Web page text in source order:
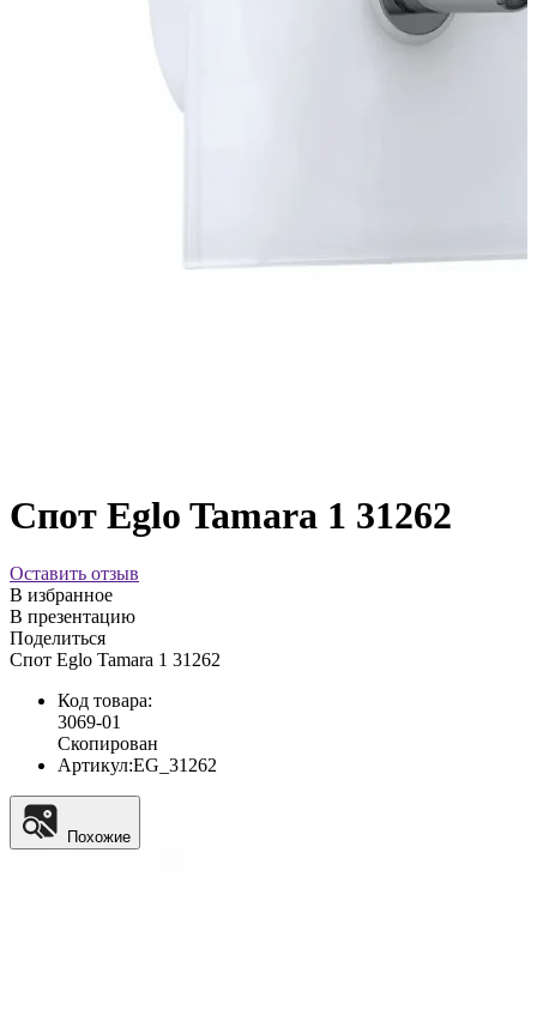
Спот Eglo Tamara 1 31262
Оставить отзыв
В избранное
В презентацию
Поделиться
Спот Eglo Tamara 1 31262
Код товара:
3069-01
Скопирован
Артикул:EG_31262
Похожие